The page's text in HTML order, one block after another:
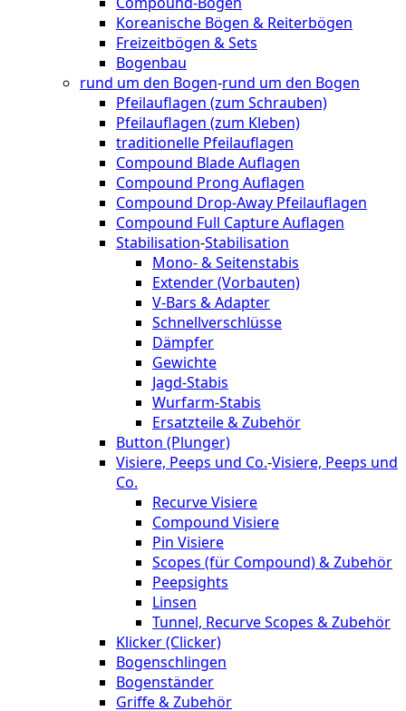
Koreanische Bögen & Reiterbögen
Freizeitbögen & Sets
Bogenbau
rund um den Bogen-rund um den Bogen
Pfeilauflagen (zum Schrauben)
Pfeilauflagen (zum Kleben)
traditionelle Pfeilauflagen
Compound Blade Auflagen
Compound Prong Auflagen
Compound Drop-Away Pfeilauflagen
Compound Full Capture Auflagen
Stabilisation-Stabilisation
Mono- & Seitenstabis
Extender (Vorbauten)
V-Bars & Adapter
Schnellverschlüsse
Dämpfer
Gewichte
Jagd-Stabis
Wurfarm-Stabis
Ersatzteile & Zubehör
Button (Plunger)
Visiere, Peeps und Co.-Visiere, Peeps und
Co.
Recurve Visiere
Compound Visiere
Pin Visiere
Scopes (für Compound) & Zubehör
Peepsights
Linsen
Tunnel, Recurve Scopes & Zubehör
Klicker (Clicker)
Bogenschlingen
Bogenständer
Griffe & Zubehör